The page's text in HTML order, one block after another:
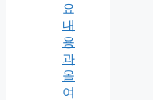
요
내
용
과
올
여